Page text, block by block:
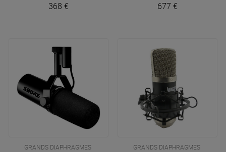
368 € 677 €
GRANDS DIAPHRAGMES GRANDS DIAPHRAGMES